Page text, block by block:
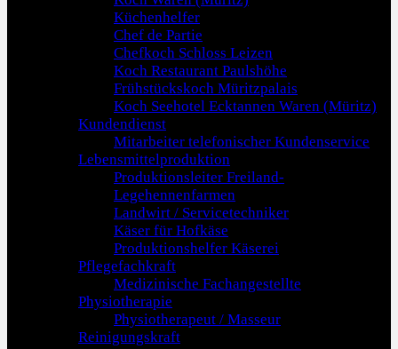
Küchenhelfer
Chef de Partie
Chefkoch Schloss Leizen
Koch Restaurant Paulshöhe
Frühstückskoch Müritzpalais
Koch Seehotel Ecktannen Waren (Müritz)
Kundendienst
Mitarbeiter telefonischer Kundenservice
Lebensmittelproduktion
Produktionsleiter Freiland-
Legehennenfarmen
Landwirt / Servicetechniker
Käser für Hofkäse
Produktionshelfer Käserei
Pflegefachkraft
Medizinische Fachangestellte
Physiotherapie
Physiotherapeut / Masseur
Reinigungskraft